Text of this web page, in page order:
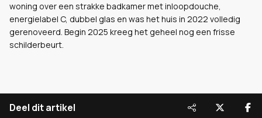
woning over een strakke badkamer met inloopdouche,
energielabel C, dubbel glas en was het huis in 2022 volledig
gerenoveerd. Begin 2025 kreeg het geheel nog een frisse
schilderbeurt.
Deel dit artikel